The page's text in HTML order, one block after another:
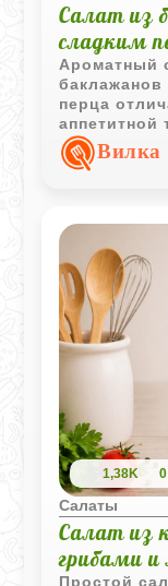
Салат из
сладким
Ароматный
баклажанов
перца
аппетитной
сыр удачно
блюдоВилка
1,38K 0
Салаты
Салат из
грибами
Простой